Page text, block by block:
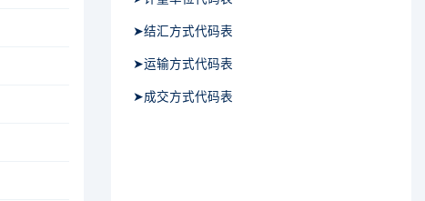
➤结汇方式代码表
➤运输方式代码表
➤成交方式代码表